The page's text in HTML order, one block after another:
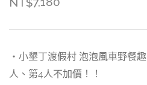
・小墾丁渡假村 泡泡風車野餐
人、第4人不加價！！